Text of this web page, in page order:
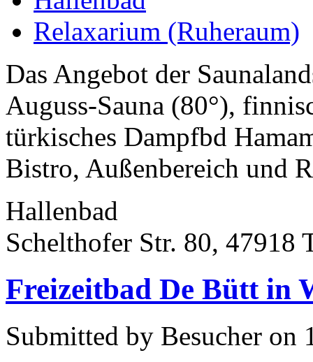
Relaxarium (Ruheraum)
Das Angebot der
Auguss-Sauna (80°),
türkisches Dampfbd
Bistro, Außenbereich und
Hallenbad
Schelthofer Str. 80, 47918
Freizeitbad De Bütt in
Submitted by Besucher on